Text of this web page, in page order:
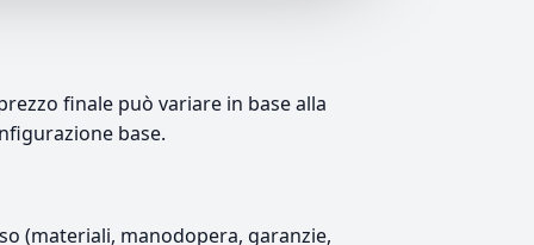
finale può variare in base alla
base.
(materiali, manodopera, garanzie,